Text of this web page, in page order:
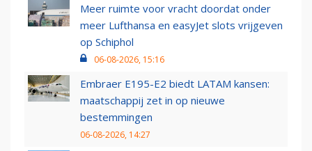
Meer ruimte voor vracht doordat onder
meer Lufthansa en easyJet slots vrijgeven
op Schiphol
06-08-2026, 15:16
Embraer E195-E2 biedt LATAM kansen:
maatschappij zet in op nieuwe
bestemmingen
06-08-2026, 14:27